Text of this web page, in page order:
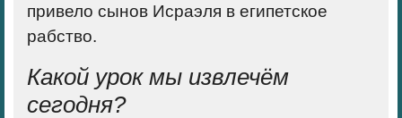
привело сынов Исраэля в египетское
рабство.
Какой урок мы извлечём
сегодня?